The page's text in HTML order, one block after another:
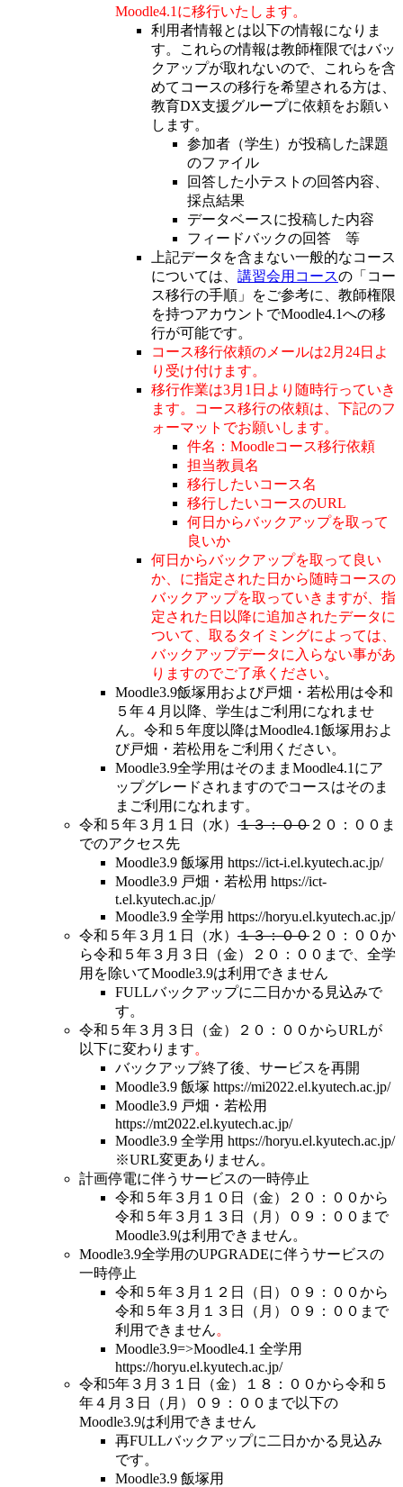
Moodle4.1に移行いたします。
利用者情報とは以下の情報になりま
す。これらの情報は教師権限ではバッ
クアップが取れないので、これらを含
めてコースの移行を希望される方は、
教育DX支援グループに依頼をお願い
します。
参加者（学生）が投稿した課題
のファイル
回答した小テストの回答内容、
採点結果
データベースに投稿した内容
フィードバックの回答 等
上記データを含まない一般的なコース
については、 講習会用コースの「コー
ス移行の手順」をご参考に、教師権限
を持つアカウントでMoodle4.1への移
行が可能です。
コース移行依頼のメールは2月24日よ
り受け付けます。
移行作業は3月1日より随時行っていき
ます。コース移行の依頼は、下記のフ
ォーマットでお願いします。
件名：Moodleコース移行依頼
担当教員名
移行したいコース名
移行したいコースのURL
何日からバックアップを取って
良いか
何日からバックアップを取って良い
か、に指定された日から随時コースの
バックアップを取っていきますが、指
定された日以降に追加されたデータに
ついて、取るタイミングによっては、
バックアップデータに入らない事があ
りますのでご了承ください。
Moodle3.9飯塚用および戸畑・若松用は令和
５年４月以降、学生はご利用になれませ
ん。令和５年度以降はMoodle4.1飯塚用およ
び戸畑・若松用をご利用ください。
Moodle3.9全学用はそのままMoodle4.1にア
ップグレードされますのでコースはそのま
まご利用になれます。
令和５年３月１日（水） １３：００ ２０：００ま
でのアクセス先
Moodle3.9 飯塚用 https://ict-i.el.kyutech.ac.jp/
Moodle3.9 戸畑・若松用 https://ict-
t.el.kyutech.ac.jp/
Moodle3.9 全学用 https://horyu.el.kyutech.ac.jp/
令和５年３月１日（水） １３：００ ２０：００か
ら令和５年３月３日（金）２０：００まで、全学
用を除いてMoodle3.9は利用できません
FULLバックアップに二日かかる見込みで
す。
令和５年３月３日（金）２０：００からURLが
以下に変わります。
バックアップ終了後、サービスを再開
Moodle3.9 飯塚 https://mi2022.el.kyutech.ac.jp/
Moodle3.9 戸畑・若松用
https://mt2022.el.kyutech.ac.jp/
Moodle3.9 全学用 https://horyu.el.kyutech.ac.jp/
※URL変更ありません。
計画停電に伴うサービスの一時停止
令和５年３月１０日（金）２０：００から
令和５年３月１３日（月）０９：００まで
Moodle3.9は利用できません。
Moodle3.9全学用のUPGRADEに伴うサービスの
一時停止
令和５年３月１２日（日）０９：００から
令和５年３月１３日（月）０９：００まで
利用できません。
Moodle3.9=>Moodle4.1 全学用
https://horyu.el.kyutech.ac.jp/
令和5年３月３１日（金）１８：００から令和５
年４月３日（月）０９：００まで以下の
Moodle3.9は利用できません
再FULLバックアップに二日かかる見込み
です。
Moodle3.9 飯塚用